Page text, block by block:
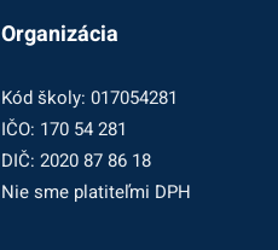
Organizácia
Kód školy: 017054281
IČO: 170 54 281
DIČ: 2020 87 86 18
Nie sme platiteľmi DPH